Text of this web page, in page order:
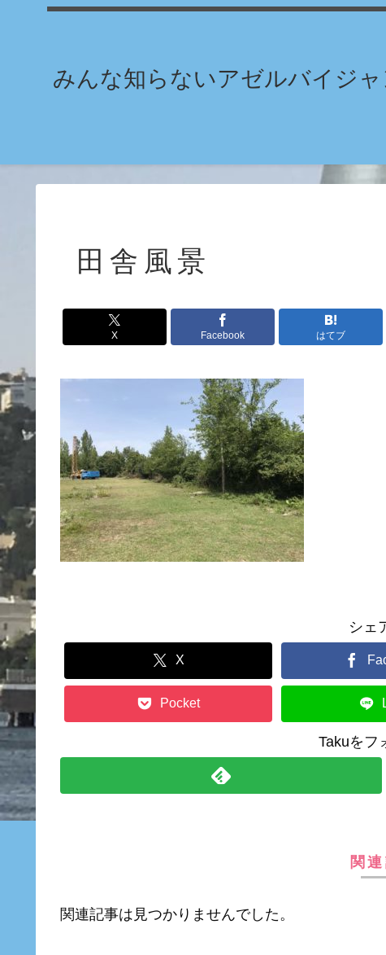
みんな知らないアゼルバイジ
田舎風景
X Facebook はてブ
シェ
X
Pocket
Takuをフ
関
関連記事は見つかりませんでした。